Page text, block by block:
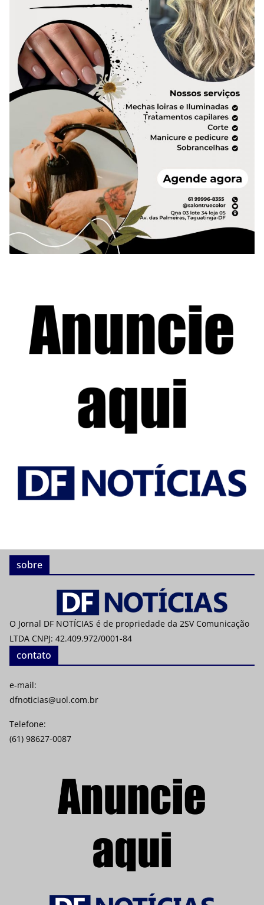
sobre
O Jornal DF NOTÍCIAS é de propriedade da 2SV Comunicação
LTDA CNPJ: 42.409.972/0001-84
contato
e-mail:
dfnoticias@uol.com.br
Telefone:
(61) 98627-0087